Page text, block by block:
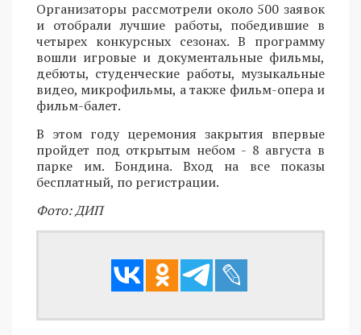
Организаторы рассмотрели около 500 заявок
и отобрали лучшие работы, победившие в
четырех конкурсных сезонах. В программу
вошли игровые и документальные фильмы,
дебюты, студенческие работы, музыкальные
видео, микрофильмы, а также фильм-опера и
фильм-балет.
В этом году церемония закрытия впервые
пройдет под открытым небом - 8 августа в
парке им. Бондина. Вход на все показы
бесплатный, по регистрации.
Фото: ДИП